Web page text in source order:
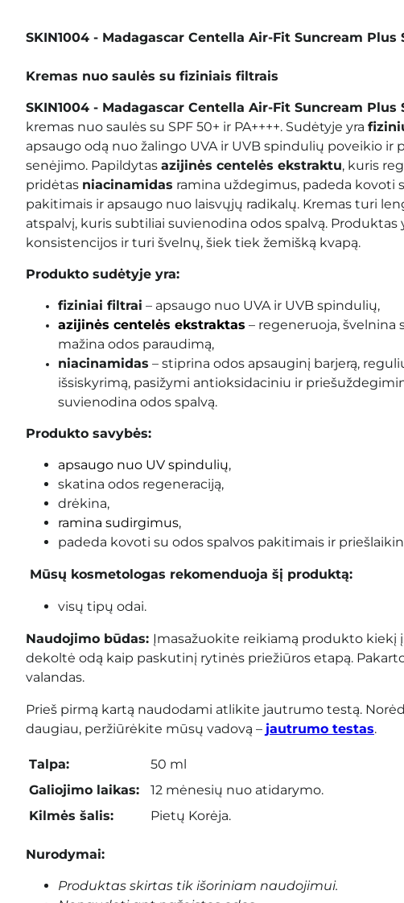
SKIN1004 - Madagascar Centella Air-Fit Suncream Plus
Kremas nuo saulės su fiziniais filtrais
SKIN1004 - Madagascar Centella Air-Fit Suncream Plus
kremas nuo saulės su SPF 50+ ir PA++++. Sudėtyje yra
apsaugo odą nuo žalingo UVA ir UVB spindulių poveikio ir
senėjimo. Papildytas azijinės centelės ekstraktu, kuris
pridėtas niacinamidas ramina uždegimus, padeda kovoti
pakitimais ir apsaugo nuo laisvųjų radikalų. Kremas turi
atspalvį, kuris subtiliai suvienodina odos spalvą. Produktas
konsistencijos ir turi švelnų, šiek tiek žemišką kvapą.
Produkto sudėtyje yra:
fiziniai filtrai – apsaugo nuo UVA ir UVB spindulių,
azijinės centelės ekstraktas – regeneruoja, švelnina
mažina odos paraudimą,
niacinamidas – stiprina odos apsauginį barjerą,
išsiskyrimą, pasižymi antioksidaciniu ir
suvienodina odos spalvą.
Produkto savybės:
apsaugo nuo UV spindulių,
skatina odos regeneraciją,
drėkina,
ramina sudirgimus,
padeda kovoti su odos spalvos pakitimais ir
Mūsų kosmetologas rekomenduoja šį produktą:
visų tipų odai.
Naudojimo būdas: Įmasažuokite reikiamą produkto kiekį
dekoltė odą kaip paskutinį rytinės priežiūros etapą.
valandas.
Prieš pirmą kartą naudodami atlikite jautrumo testą.
daugiau, peržiūrėkite mūsų vadovą – jautrumo testas.
Talpa:
50 ml
Galiojimo laikas:
12 mėnesių nuo atidarymo.
Kilmės šalis:
Pietų Korėja.
Nurodymai:
Produktas skirtas tik išoriniam naudojimui.